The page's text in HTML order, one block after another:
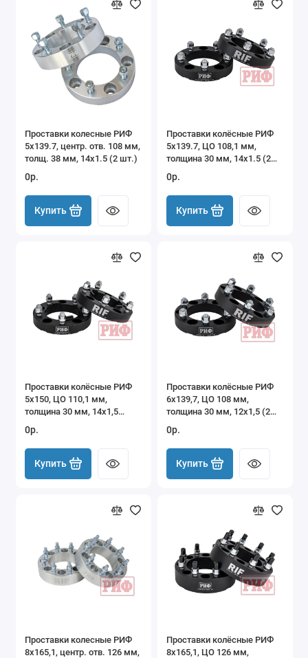
Проставки колесные РИФ
5x139.7, центр. отв. 108 мм,
толщ. 38 мм, 14x1.5 (2 шт.)
0р.
Купить
Проставки колёсные РИФ
5x139.7, ЦО 108,1 мм,
толщина 30 мм, 14x1.5 (2
0р.
Купить
Проставки колёсные РИФ
5x150, ЦО 110,1 мм,
толщина 30 мм, 14x1,5
100/105/200 (2 шт.)
0р.
Купить
Проставки колёсные РИФ
6x139,7, ЦО 108 мм,
толщина 30 мм, 12x1,5 (2
0р.
Купить
Проставки колесные РИФ
8x165,1, центр. отв. 126 мм,
Проставки колёсные РИФ
8x165,1, ЦО 126 мм,